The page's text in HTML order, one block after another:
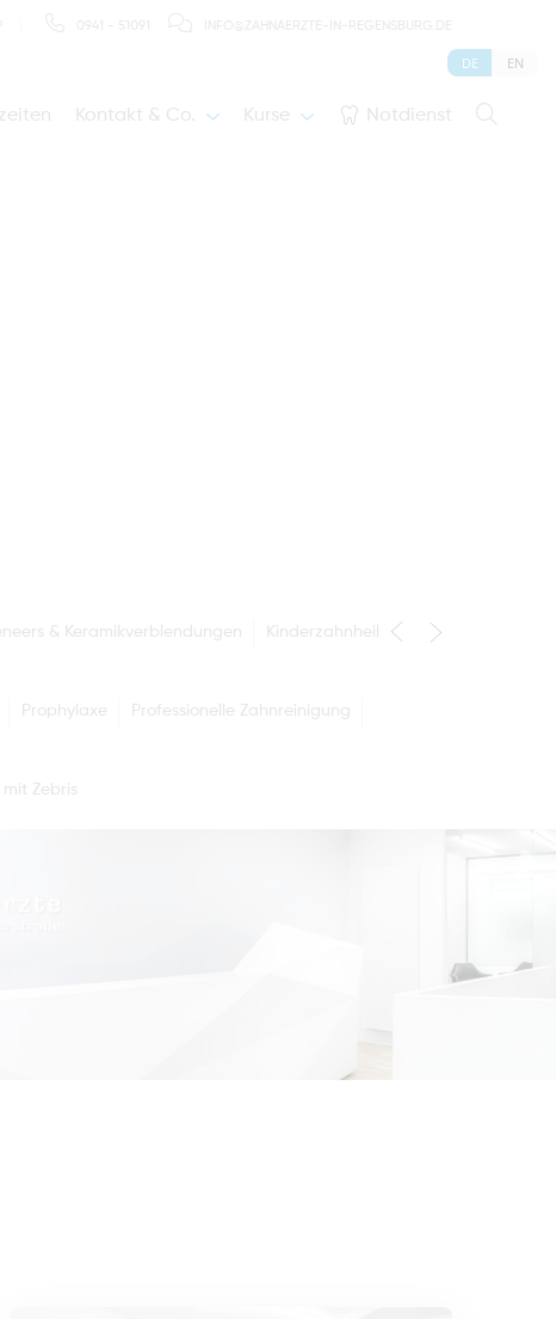
Kontakt & Co. Kurse Notdienst
DE EN
& Keramikverblendungen Kinderzahnheilkunde
Prophylaxe Professionelle Zahnreinigung
Zebris